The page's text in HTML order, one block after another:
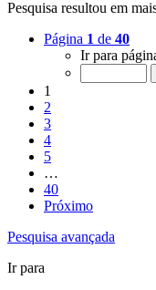
Pesquisa resultou em
Página 1 de 40
Ir para
1
2
3
4
5
…
40
Próximo
Pesquisa avançada
Ir para